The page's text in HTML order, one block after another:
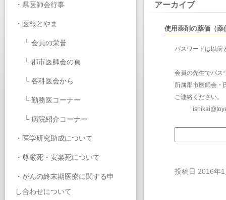
・ 県医師会行事
・医報とやま
└ 会員の栄誉
└ 郡市医師会の頁
└ 各科医会から
└ 勤務医コーナー
└ 病院紹介コーナー
・ 医学研究助成について
・ 尊厳死・安楽死について
・ がんの終末期医療に関する申
し合わせについて
アーカイブ
使用薬剤の薬価（薬
パスワードは以前
会員の先生でパス
所属郡市医師会・
ご連絡ください。
投稿日 2016年